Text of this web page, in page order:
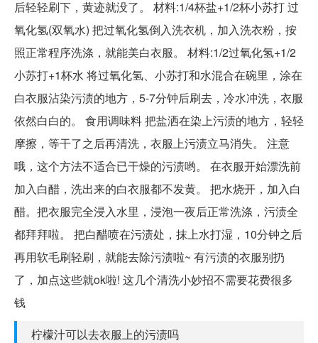
后轻轻刷下，黄迹就没了。 材料:1/4杯盐+1/2杯小苏打 过
氧化氢(双氧水) 把过氧化氢倒入洗衣机，加入洗衣粉，按
照正常程序洗涤，就能美白衣服。 材料:1/2过氧化氢+1/2
小苏打+1杯水 将过氧化氢、小苏打和水混合在碗里，涂在
白衣服沾染污渍的地方，5-7分钟后刷去，冷水冲洗，衣服
依然白白的。 食用调味料 把盐洒在染上污渍的地方，轻轻
摩擦，等干了之后再清洗，衣服上污渍立马消失。 注意
哦，这个方法不适合已干燥的污渍哟。 在衣服开始漂洗前
加入白醋，洗出来的白衣服都不发黄。 把水烧开，加入白
醋。把衣服完全浸入水里，浸泡一夜后正常洗涤，污渍全
都拜拜啦。 把白醋喷在污渍处，抹上水打湿，10分钟之后
再用软毛刷轻刷，就能去除污渍啦~ 有污渍的衣服别扔
了，加点这些就ok啦! 这几个清洗小妙招不需要花费很多
钱
柠檬汁可以去衣服上的污渍吗